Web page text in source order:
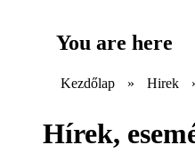
You are here
Kezdőlap » Hirek
Hírek,